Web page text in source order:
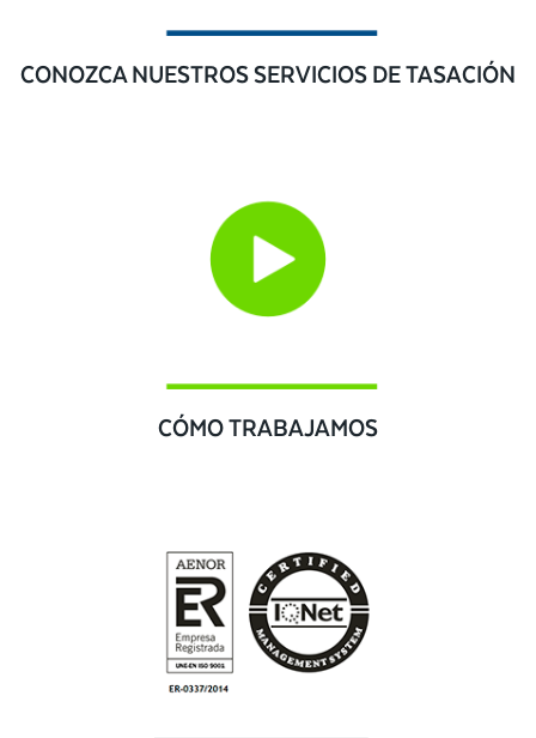
CONOZCA NUESTROS SERVICIOS DE TASACIÓN
CÓMO TRABAJAMOS